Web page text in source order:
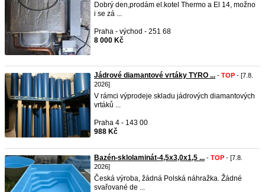
Dobrý den,prodám el.kotel Thermo a El 14, možno
i se zá ...
Praha - východ - 251 68
8 000 Kč
Jádrové diamantové vrtáky TYRO ... - TOP - [7.8.
2026]
V rámci výprodeje skladu jádrových diamantových
vrtáků ...
Praha 4 - 143 00
988 Kč
Bazén-sklolaminát-4,5x3,0x1,5 ... - TOP - [7.8.
2026]
Česká výroba, žádná Polská náhražka. Žádné
svařované de ...